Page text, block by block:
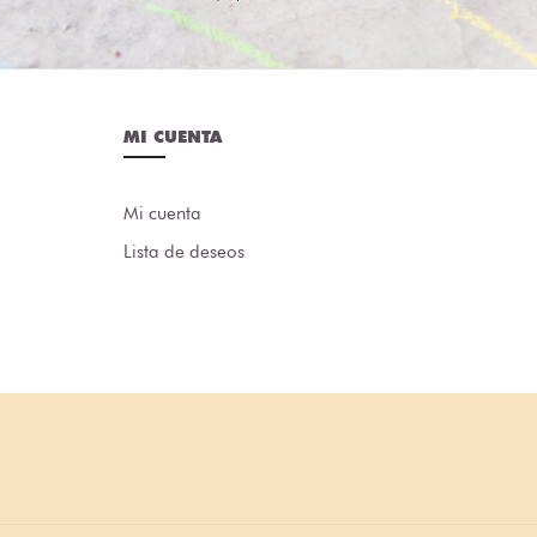
MI CUENTA
Mi cuenta
Lista de deseos